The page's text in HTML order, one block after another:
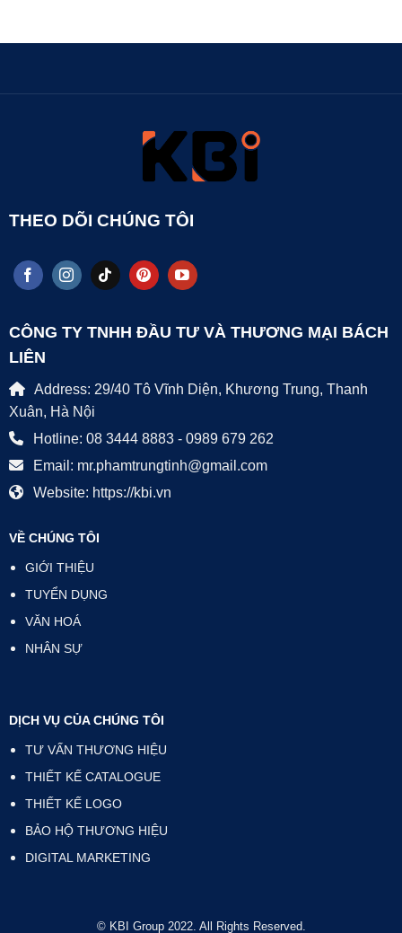
THEO DÕI CHÚNG TÔI
CÔNG TY TNHH ĐẦU TƯ VÀ THƯƠNG MẠI BÁCH
LIÊN
Address: 29/40 Tô Vĩnh Diện, Khương Trung, Thanh
Xuân, Hà Nội
Hotline: 08 3444 8883 - 0989 679 262
Email: mr.phamtrungtinh@gmail.com
Website: https://kbi.vn
VỀ CHÚNG TÔI
GIỚI THIỆU
TUYỂN DỤNG
VĂN HOÁ
NHÂN SỰ
DỊCH VỤ CỦA CHÚNG TÔI
TƯ VẤN THƯƠNG HIỆU
THIẾT KẾ CATALOGUE
THIẾT KẾ LOGO
BẢO HỘ THƯƠNG HIỆU
DIGITAL MARKETING
© KBI Group 2022. All Rights Reserved.